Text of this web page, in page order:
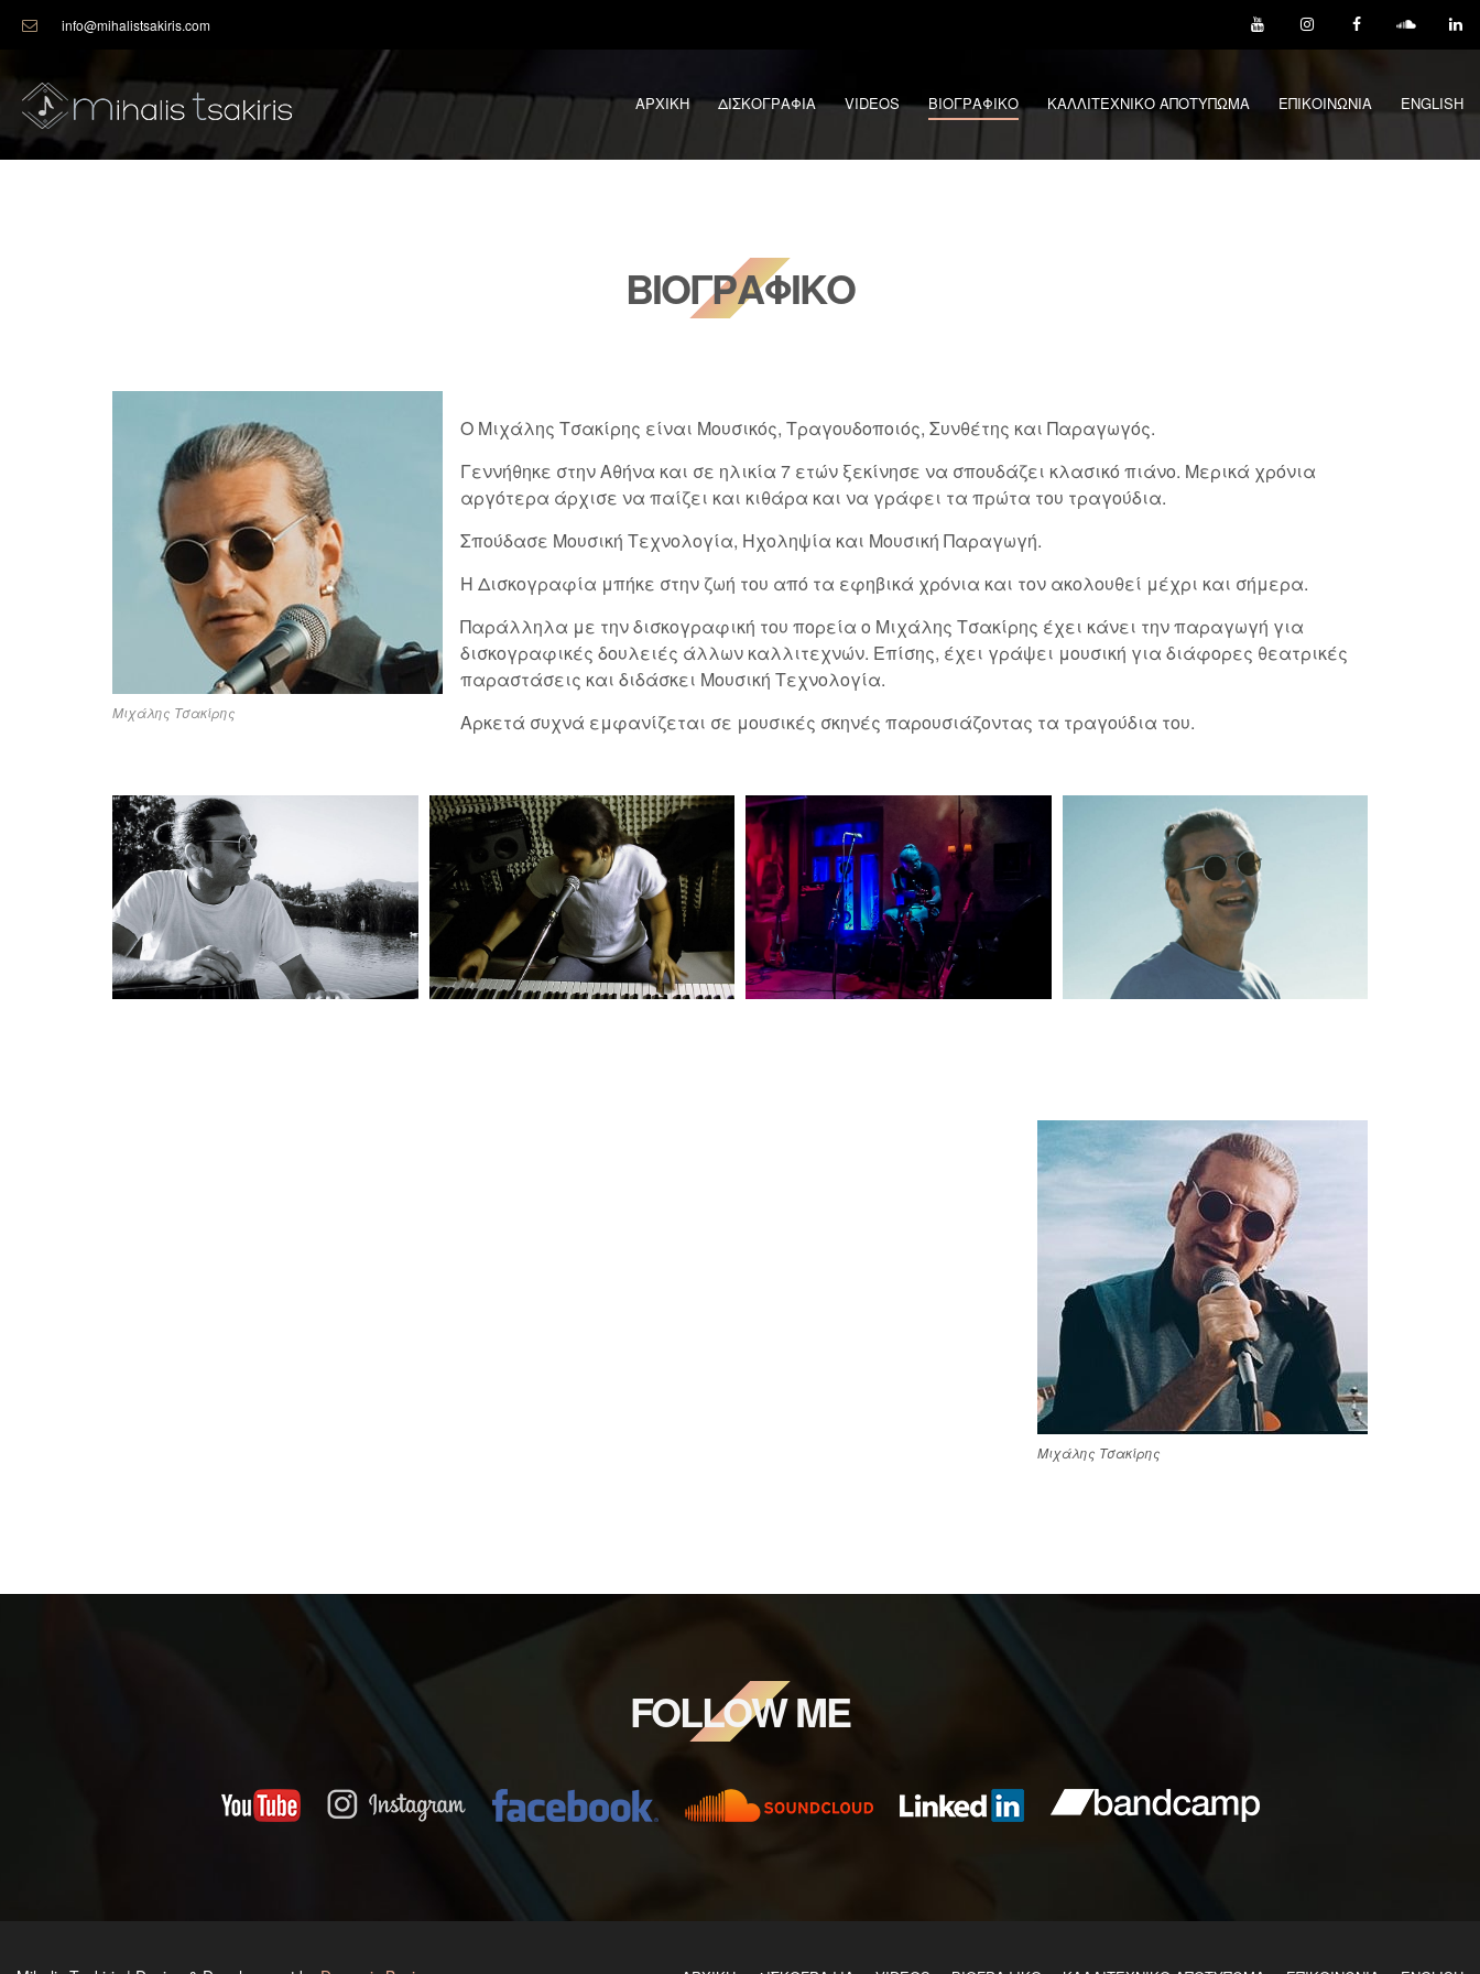
info@mihalistsakiris.com
ΑΡΧΙΚΗ ΔΙΣΚΟΓΡΑΦΙΑ VIDEOS ΒΙΟΓΡΑΦΙΚΟ ΚΑΛΛΙΤΕΧΝΙΚΟ ΑΠΟΤΥΠΩΜΑ ΕΠΙΚΟΙΝΩΝΙΑ ENGLISH
ΒΙΟΓΡΑΦΙΚΟ
Μιχάλης Τσακίρης
Ο Μιχάλης Τσακίρης είναι Μουσικός, Τραγουδοποιός, Συνθέτης και Παραγωγός.
Γεννήθηκε στην Αθήνα και σε ηλικία 7 ετών ξεκίνησε να σπουδάζει κλασικό πιάνο. Μερικά χρόνια
αργότερα άρχισε να παίζει και κιθάρα και να γράφει τα πρώτα του τραγούδια.
Σπούδασε Μουσική Τεχνολογία, Ηχοληψία και Μουσική Παραγωγή.
Η Δισκογραφία μπήκε στην ζωή του από τα εφηβικά χρόνια και τον ακολουθεί μέχρι και σήμερα.
Παράλληλα με την δισκογραφική του πορεία ο Μιχάλης Τσακίρης έχει κάνει την παραγωγή για
δισκογραφικές δουλειές άλλων καλλιτεχνών. Επίσης, έχει γράψει μουσική για διάφορες θεατρικές
παραστάσεις και διδάσκει Μουσική Τεχνολογία.
Αρκετά συχνά εμφανίζεται σε μουσικές σκηνές παρουσιάζοντας τα τραγούδια του.
Μιχάλης Τσακίρης
FOLLOW ME